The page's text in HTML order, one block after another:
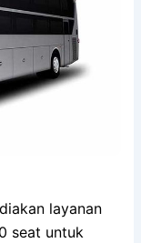
layanan
seat untuk